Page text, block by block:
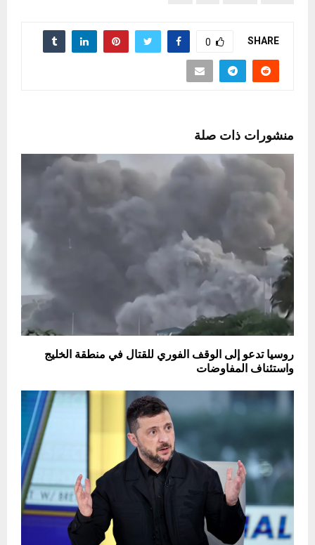
SHARE
0
منشورات ذات صلة
روسيا تدعو إلى الوقف الفوري للقتال في منطقة الخليج
واستئناف المفاوضات